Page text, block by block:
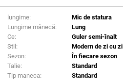
lungime:
Mic de statura
Lungime mânecă:
Lung
Ce:
Guler semi-înalt
Stil:
Modern de zi cu zi
Sezon:
În fiecare sezon
Talie:
Standard
Tip maneca:
Standard